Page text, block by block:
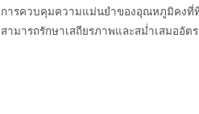
การควบคุมความแม่นยำของอุณหภูมิคง
สามารถรักษาเสถียรภาพและสม่ำเสมออั